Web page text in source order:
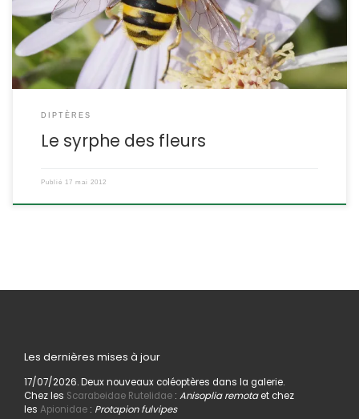
en forme de tête de mort) et florea = des fleurs. DESCRIPTION :
Taille : la […]
DIPTÈRES
Le syrphe des fleurs
Publié 17 mai 2012
Les dernières mises à jour
17/07/2026. Deux nouveaux coléoptères dans la galerie.
Chez les Scarabeidae Rutelidae: Anisoplia remotaet chez
les Apionidae: Protapion fulvipes